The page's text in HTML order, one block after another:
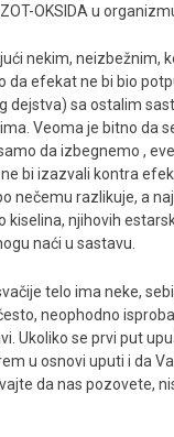
OKSIDA u
nekim, neizbežnim,
da efekat ne bi bio
dejstva) sa ostalim
Veoma je bitno da
da izbegnemo ,
bi izazvali kontra
nečemu razlikuje, a
kiselina, njihovih
naći u sastavu.
telo ima neke,
neophodno
Ukoliko se prvi put
u osnovi uputi i da
da nas pozovete,